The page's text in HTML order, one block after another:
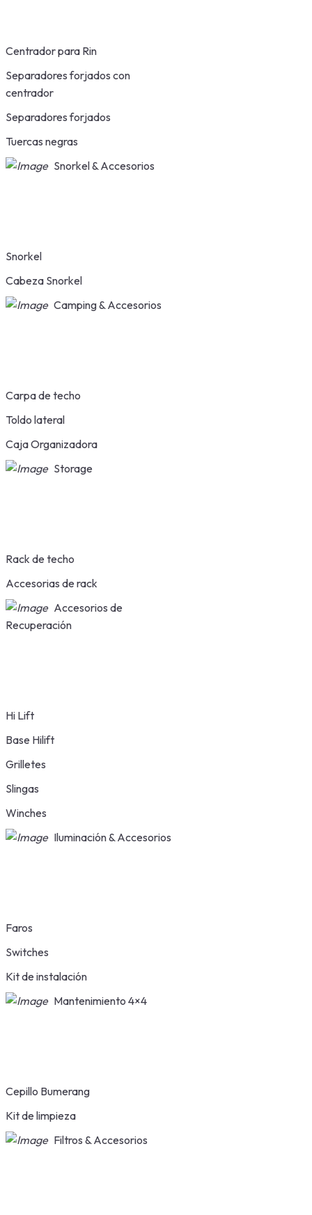
Centrador para Rin
Separadores forjados con
centrador
Separadores forjados
Tuercas negras
Snorkel & Accesorios
Snorkel
Cabeza Snorkel
Camping & Accesorios
Carpa de techo
Toldo lateral
Caja Organizadora
Storage
Rack de techo
Accesorias de rack
Accesorios de
Recuperación
Hi Lift
Base Hilift
Grilletes
Slingas
Winches
Iluminación & Accesorios
Faros
Switches
Kit de instalación
Mantenimiento 4×4
Cepillo Bumerang
Kit de limpieza
Filtros & Accesorios